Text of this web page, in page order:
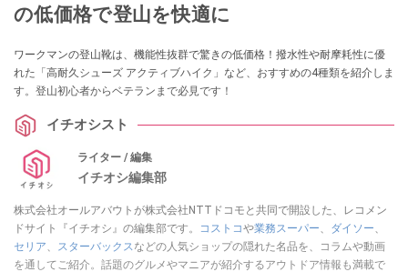
の低価格で登山を快適に
ワークマンの登山靴は、機能性抜群で驚きの低価格！撥水性や耐摩耗性に優
れた「高耐久シューズ アクティブハイク」など、おすすめの4種類を紹介しま
す。登山初心者からベテランまで必見です！
イチオシスト
ライター / 編集
イチオシ編集部
株式会社オールアバウトが株式会社NTTドコモと共同で開設した、レコメン
ドサイト『イチオシ』の編集部です。
コストコや業務スーパー ダイソー
セリア
スターバックス などの人気ショップの隠れた名品を、コラムや動画
を通してご紹介。話題のグルメやマニアが紹介するアウトドア情報も満載で